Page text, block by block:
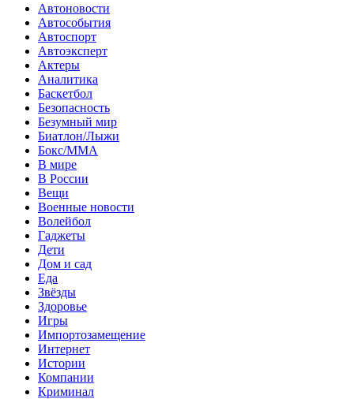
Автоновости
Автособытия
Автоспорт
Автоэксперт
Актеры
Аналитика
Баскетбол
Безопасность
Безумный мир
Биатлон/Лыжи
Бокс/MMA
В мире
В России
Вещи
Военные новости
Волейбол
Гаджеты
Дети
Дом и сад
Еда
Звёзды
Здоровье
Игры
Импортозамещение
Интернет
Истории
Компании
Криминал